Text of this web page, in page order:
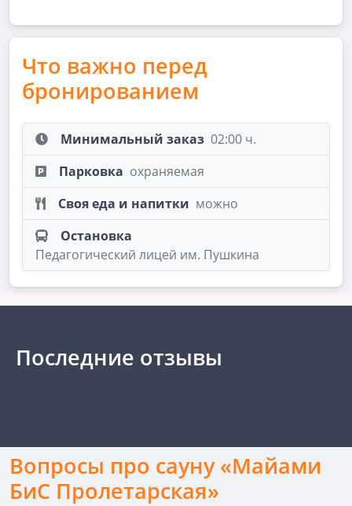
Что важно перед
бронированием
Минимальный заказ 02:00 ч.
Парковка охраняемая
Своя еда и напитки можно
Остановка
Педагогический лицей им. Пушкина
Последние отзывы
Вопросы про сауну «Майами
БиС Пролетарская»